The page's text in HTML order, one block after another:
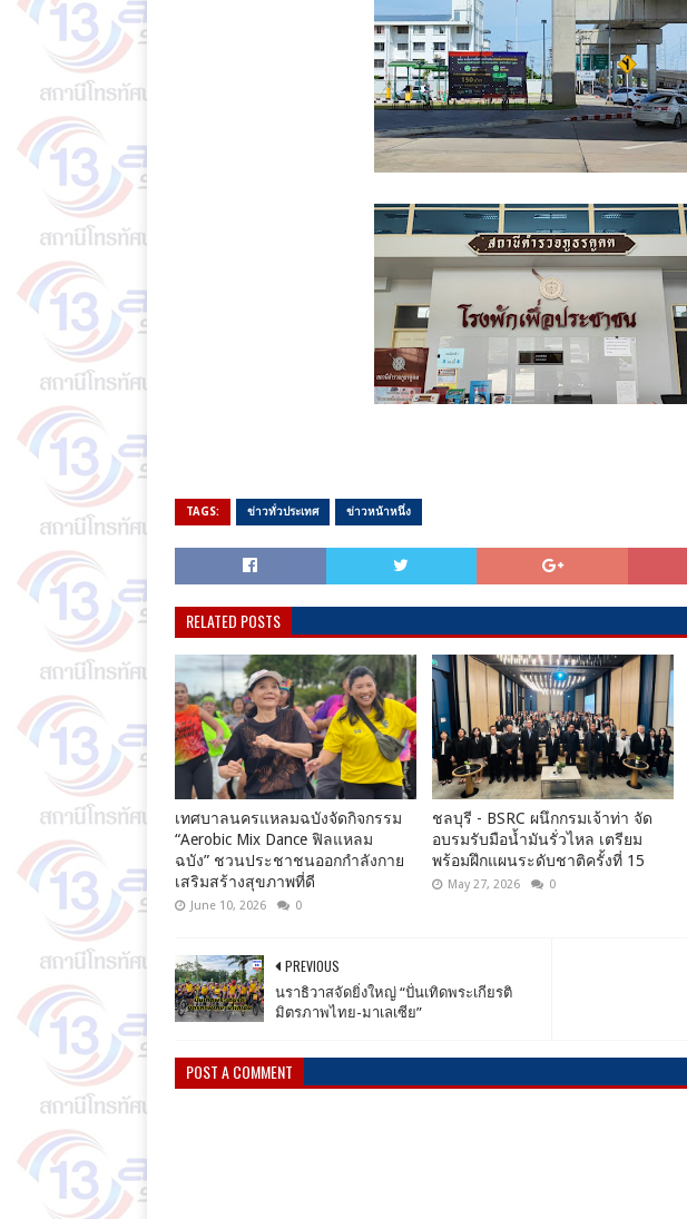
TAGS: ข่าวทั่วประเทศ ข่าวหน้าหนึ่ง
RELATED POSTS
เทศบาลนครแหลมฉบังจัดกิจกรรม
“Aerobic Mix Dance ฟิลแหลม
ฉบัง” ชวนประชาชนออกกำลังกาย
เสริมสร้างสุขภาพที่ดี
June 10, 2026 0
ชลบุรี - BSRC ผนึกกรมเจ้าท่า จัด
อบรมรับมือน้ำมันรั่วไหล เตรียม
พร้อมฝึกแผนระดับชาติครั้งที่ 15
May 27, 2026 0
PREVIOUS
นราธิวาสจัดยิ่งใหญ่ “ปั่นเทิดพระเกียรติ
มิตรภาพไทย-มาเลเซีย”
POST A COMMENT